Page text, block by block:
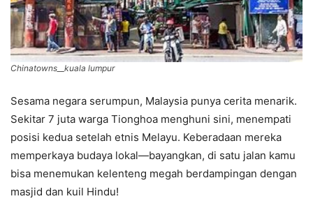
Chinatowns__kuala lumpur
Sesama negara serumpun, Malaysia punya cerita menarik.
Sekitar 7 juta warga Tionghoa menghuni sini, menempati
posisi kedua setelah etnis Melayu. Keberadaan mereka
memperkaya budaya lokal—bayangkan, di satu jalan kamu
bisa menemukan kelenteng megah berdampingan dengan
masjid dan kuil Hindu!